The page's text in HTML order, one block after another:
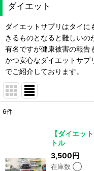
ダイエット
ダイエットサプリはタイ
きるものとなると難しい
有名ですが健康被害の報告
かつ安心なダイエットサプ
でご紹介しております。
6件
【ダイエッ
トル
3,500円
在庫数 ◯